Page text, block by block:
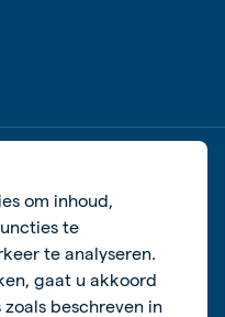
om inhoud,
te
te analyseren.
gaat u akkoord
beschreven in